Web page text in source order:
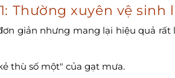
Thường xuyên vệ sinh
giản nhưng mang lại hiệu quả
thù số một" của gạt mưa.